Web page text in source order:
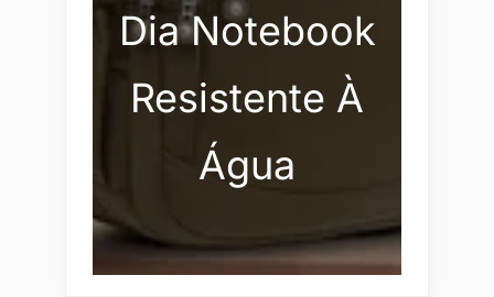
Dia Notebook
Resistente À
Água